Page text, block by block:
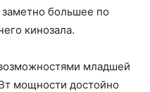
заметно большее по
кинозала.
младшей
мощности достойно